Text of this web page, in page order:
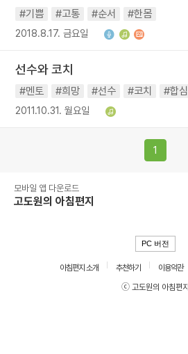
#기쁨 #고통 #순서 #한몸
2018.8.17. 금요일
선수와 코치
#멘토 #희망 #선수 #코치 #합심
2011.10.31. 월요일
1
모바일 앱 다운로드
고도원의 아침편지
PC 버전
아침편지 소개 추천하기 이용약관
ⓒ 고도원의 아침편지